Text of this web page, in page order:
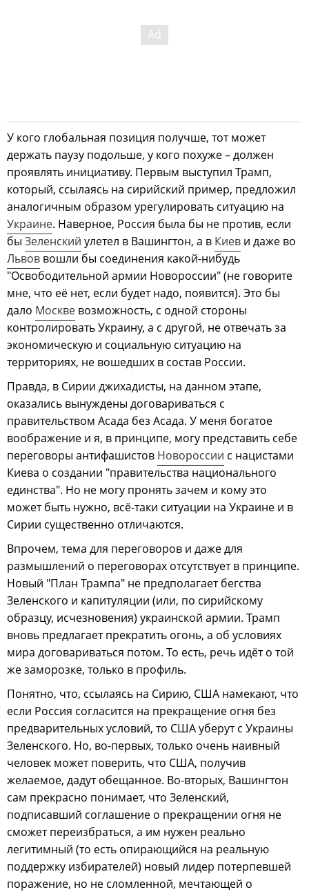
У кого глобальная позиция получше, тот может
держать паузу подольше, у кого похуже – должен
проявлять инициативу. Первым выступил Трамп,
который, ссылаясь на сирийский пример, предложил
аналогичным образом урегулировать ситуацию на
Украине. Наверное, Россия была бы не против, если
бы Зеленский улетел в Вашингтон, а в Киев и даже во
Львов вошли бы соединения какой-нибудь
"Освободительной армии Новороссии" (не говорите
мне, что её нет, если будет надо, появится). Это бы
дало Москве возможность, с одной стороны
контролировать Украину, а с другой, не отвечать за
экономическую и социальную ситуацию на
территориях, не вошедших в состав России.
Правда, в Сирии джихадисты, на данном этапе,
оказались вынуждены договариваться с
правительством Асада без Асада. У меня богатое
воображение и я, в принципе, могу представить себе
переговоры антифашистов Новороссии с нацистами
Киева о создании "правительства национального
единства". Но не могу пронять зачем и кому это
может быть нужно, всё-таки ситуации на Украине и в
Сирии существенно отличаются.
Впрочем, тема для переговоров и даже для
размышлений о переговорах отсутствует в принципе.
Новый "План Трампа" не предполагает бегства
Зеленского и капитуляции (или, по сирийскому
образцу, исчезновения) украинской армии. Трамп
вновь предлагает прекратить огонь, а об условиях
мира договариваться потом. То есть, речь идёт о той
же заморозке, только в профиль.
Понятно, что, ссылаясь на Сирию, США намекают, что
если Россия согласится на прекращение огня без
предварительных условий, то США уберут с Украины
Зеленского. Но, во-первых, только очень наивный
человек может поверить, что США, получив
желаемое, дадут обещанное. Во-вторых, Вашингтон
сам прекрасно понимает, что Зеленский,
подписавший соглашение о прекращении огня не
сможет переизбраться, а им нужен реально
легитимный (то есть опирающийся на реальную
поддержку избирателей) новый лидер потерпевшей
поражение, но не сломленной, мечтающей о